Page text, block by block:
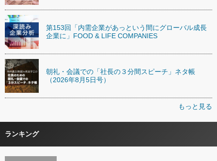
第153回「内需企業があっという間にグローバル成長
企業に」FOOD & LIFE COMPANIES
朝礼・会議での「社長の３分間スピーチ」ネタ帳
（2026年8月5日号）
もっと見る
ランキング